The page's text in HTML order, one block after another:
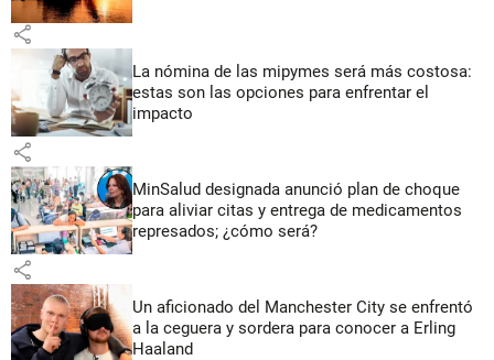
share
La nómina de las mipymes será más costosa:
estas son las opciones para enfrentar el
impacto
share
MinSalud designada anunció plan de choque
para aliviar citas y entrega de medicamentos
represados; ¿cómo será?
share
Un aficionado del Manchester City se enfrentó
a la ceguera y sordera para conocer a Erling
Haaland